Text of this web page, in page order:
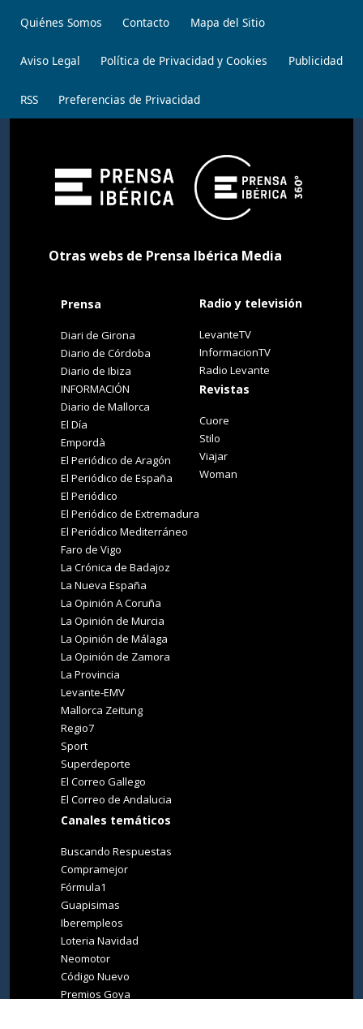
Quiénes Somos Contacto Mapa del Sitio
Aviso Legal Política de Privacidad y Cookies Publicidad
RSS Preferencias de Privacidad
Otras webs de Prensa Ibérica Media
Prensa
Diari de Girona
Diario de Córdoba
Diario de Ibiza
INFORMACIÓN
Diario de Mallorca
El Día
Empordà
El Periódico de Aragón
El Periódico de España
El Periódico
El Periódico de Extremadura
El Periódico Mediterráneo
Faro de Vigo
La Crónica de Badajoz
La Nueva España
La Opinión A Coruña
La Opinión de Murcia
La Opinión de Málaga
La Opinión de Zamora
La Provincia
Levante-EMV
Mallorca Zeitung
Regio7
Sport
Superdeporte
El Correo Gallego
El Correo de Andalucia
Canales temáticos
Buscando Respuestas
Compramejor
Fórmula1
Guapisimas
Iberempleos
Loteria Navidad
Neomotor
Código Nuevo
Premios Goya
Radio y televisión
LevanteTV
InformacionTV
Radio Levante
Revistas
Cuore
Stilo
Viajar
Woman